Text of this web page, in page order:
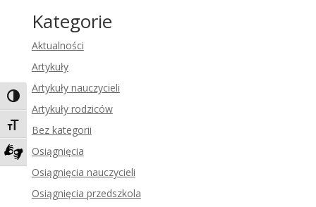
Toggle High Contrast
Toggle Font size
Zadzwoń do tłumacza języka migowego
Kategorie
Aktualności
Artykuły
Artykuły nauczycieli
Artykuły rodziców
Bez kategorii
Osiągnięcia
Osiągnięcia nauczycieli
Osiągnięcia przedszkola